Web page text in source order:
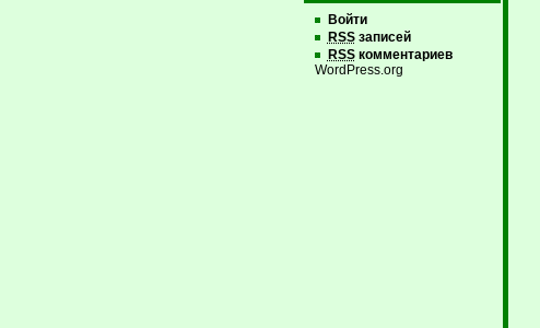
Войти
RSSзаписей
RSSкомментариев
WordPress.org